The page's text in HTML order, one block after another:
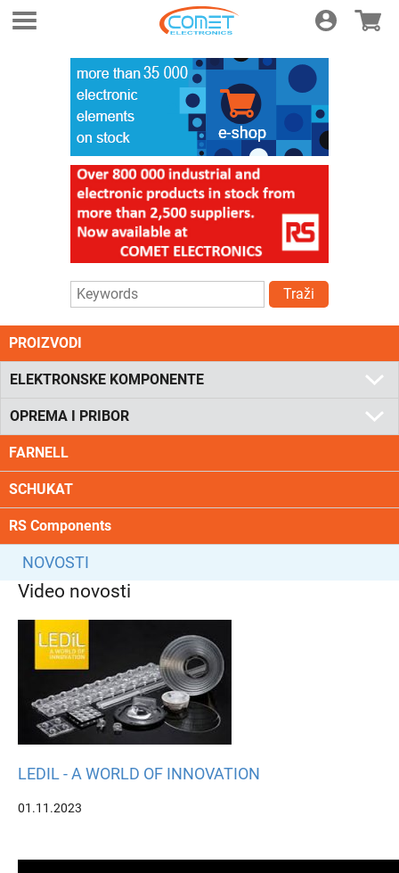
Login E-shop
Traži
PROIZVODI
ELEKTRONSKE KOMPONENTE
OPREMA I PRIBOR
FARNELL
SCHUKAT
RS Components
NOVOSTI
Video novosti
LEDIL - A WORLD OF INNOVATION
01.11.2023